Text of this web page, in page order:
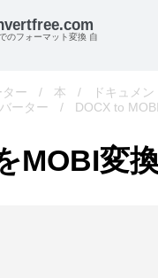
のフォーマット変換 自
ー / 本 / ドキュメン
ーター / DOCX to MOBI
MOBI変